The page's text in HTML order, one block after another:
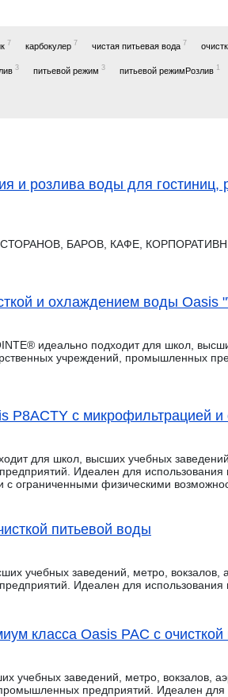
7 карбокулер 7 чистая питьевая вода 7
3 питьевой режим 3 питьевой режимРозлив 1
и розлива воды для гостиниц,
БАРОВ, КАФЕ,
и охлаждением воды Oasis
идеально подходит для школ,
учреждений, промышленных
P8ACTY с микрофильтрацией
для школ, высших учебных
Идеален для использования
ограниченными физическими
питьевой воды
учебных заведений, метро, вокзалов,
Идеален для использования
класса Oasis PAC с
учебных заведений, метро, вокзалов,
предприятий. Идеален